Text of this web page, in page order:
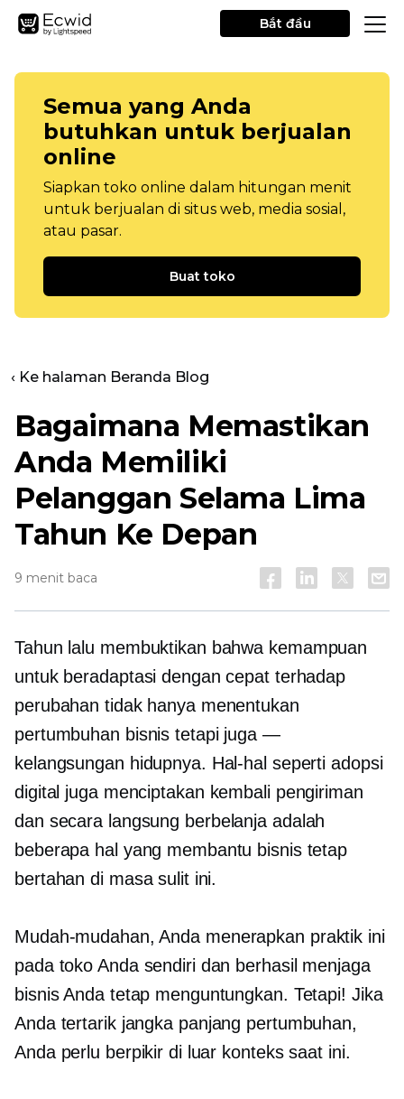
Bắt đầu
Semua yang Anda
butuhkan untuk berjualan
online
Siapkan toko online dalam hitungan menit
untuk berjualan di situs web, media sosial,
atau pasar.
Buat toko
‹ Ke halaman Beranda Blog
Bagaimana Memastikan
Anda Memiliki
Pelanggan Selama Lima
Tahun Ke Depan
9 menit baca
Tahun lalu membuktikan bahwa kemampuan
untuk beradaptasi dengan cepat terhadap
perubahan tidak hanya menentukan
pertumbuhan bisnis tetapi juga —
kelangsungan hidupnya. Hal-hal seperti adopsi
digital juga menciptakan kembalipengiriman
dan secara langsung berbelanja adalah
beberapa hal yang membantu bisnis tetap
bertahan di masa sulit ini.
Mudah-mudahan, Anda menerapkan praktik ini
pada toko Anda sendiri dan berhasil menjaga
bisnis Anda tetap menguntungkan. Tetapi! Jika
Anda tertarik jangka panjang pertumbuhan,
Anda perlu berpikir di luar konteks saat ini.